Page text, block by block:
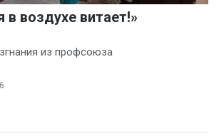
воздухе витает!»
из профсоюза